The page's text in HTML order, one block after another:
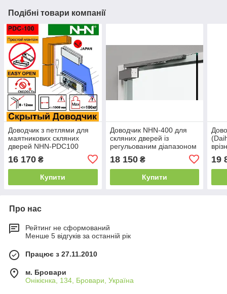
Подібні товари компанії
Доводчик з петлями для
маятникових скляних
дверей NHN-PDC100
16 170 ₴
Купити
Доводчик NHN-400 для
скляних дверей із
регульованим діапазоном
(Kenwa Daihatsu Japan)
18 150₴
Купити
19
Про нас
Рейтинг не сформований
Менше 5 відгуків за останній рік
Працює з 27.11.2010
м. Бровари
Онікієнка, 134, Бровари, Україна